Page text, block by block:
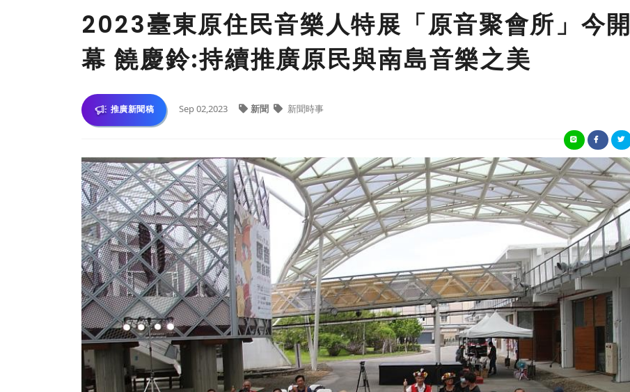
2023臺東原住民音樂人特展「原音聚會所」今開
幕 饒慶鈴:持續推廣原民與南島音樂之美
推廣新聞稿 Sep 02,2023 新聞 新聞時事